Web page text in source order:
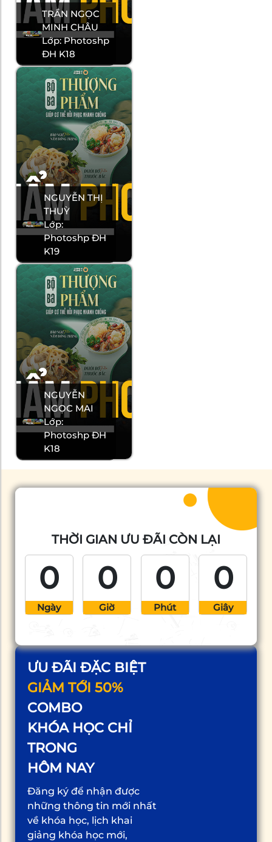
TRẦN NGỌC
MINH CHÂU
Lớp: Photoshp
ĐH K18
NGUYỄN THỊ
THUỲ
Lớp:
Photoshp ĐH
K19
NGUYỄN
NGỌC MAI
Lớp:
Photoshp ĐH
K18
ƯU ĐÃI ĐẶC BIỆT
GIẢM TỚI 50%
COMBO
KHÓA HỌC CHỈ
TRONG
HÔM NAY
Đăng ký để nhận được
những thông tin mới nhất
về khóa học, lịch khai
giảng khóa học mới,
THỜI GIAN ƯU ĐÃI CÒN LẠI
0
Ngày
0
Giờ
0
Phút
0
Giây